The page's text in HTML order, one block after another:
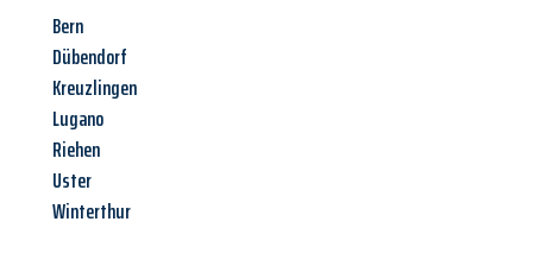
Bern
Dübendorf
Kreuzlingen
Lugano
Riehen
Uster
Winterthur